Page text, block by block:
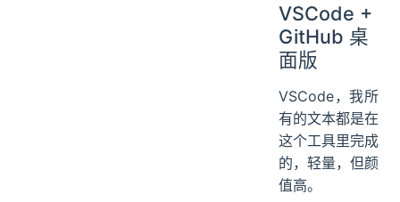
VSCode +
GitHub 桌
面版
VSCode，我所
有的文本都是在
这个工具里完成
的，轻量，但颜
值高。